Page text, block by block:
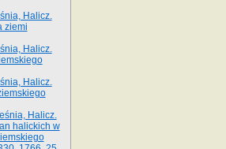
Halicz.
ziemi
Halicz.
Halicz.
Halicz.
halickich w